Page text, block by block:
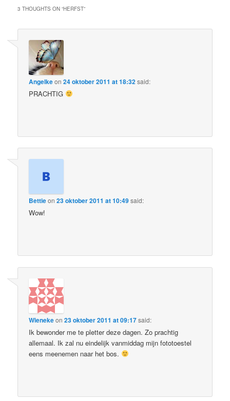
3 THOUGHTS ON “HERFST”
Angelkeon24 oktober 2011 at 18:32said:
PRACHTIG
Bettieon23 oktober 2011 at 10:49said:
Wow!
Wienekeon23 oktober 2011 at 09:17said:
Ik bewonder me te pletter deze dagen. Zo prachtig
allemaal. Ik zal nu eindelijk vanmiddag mijn fototoestel
eens meenemen naar het bos.